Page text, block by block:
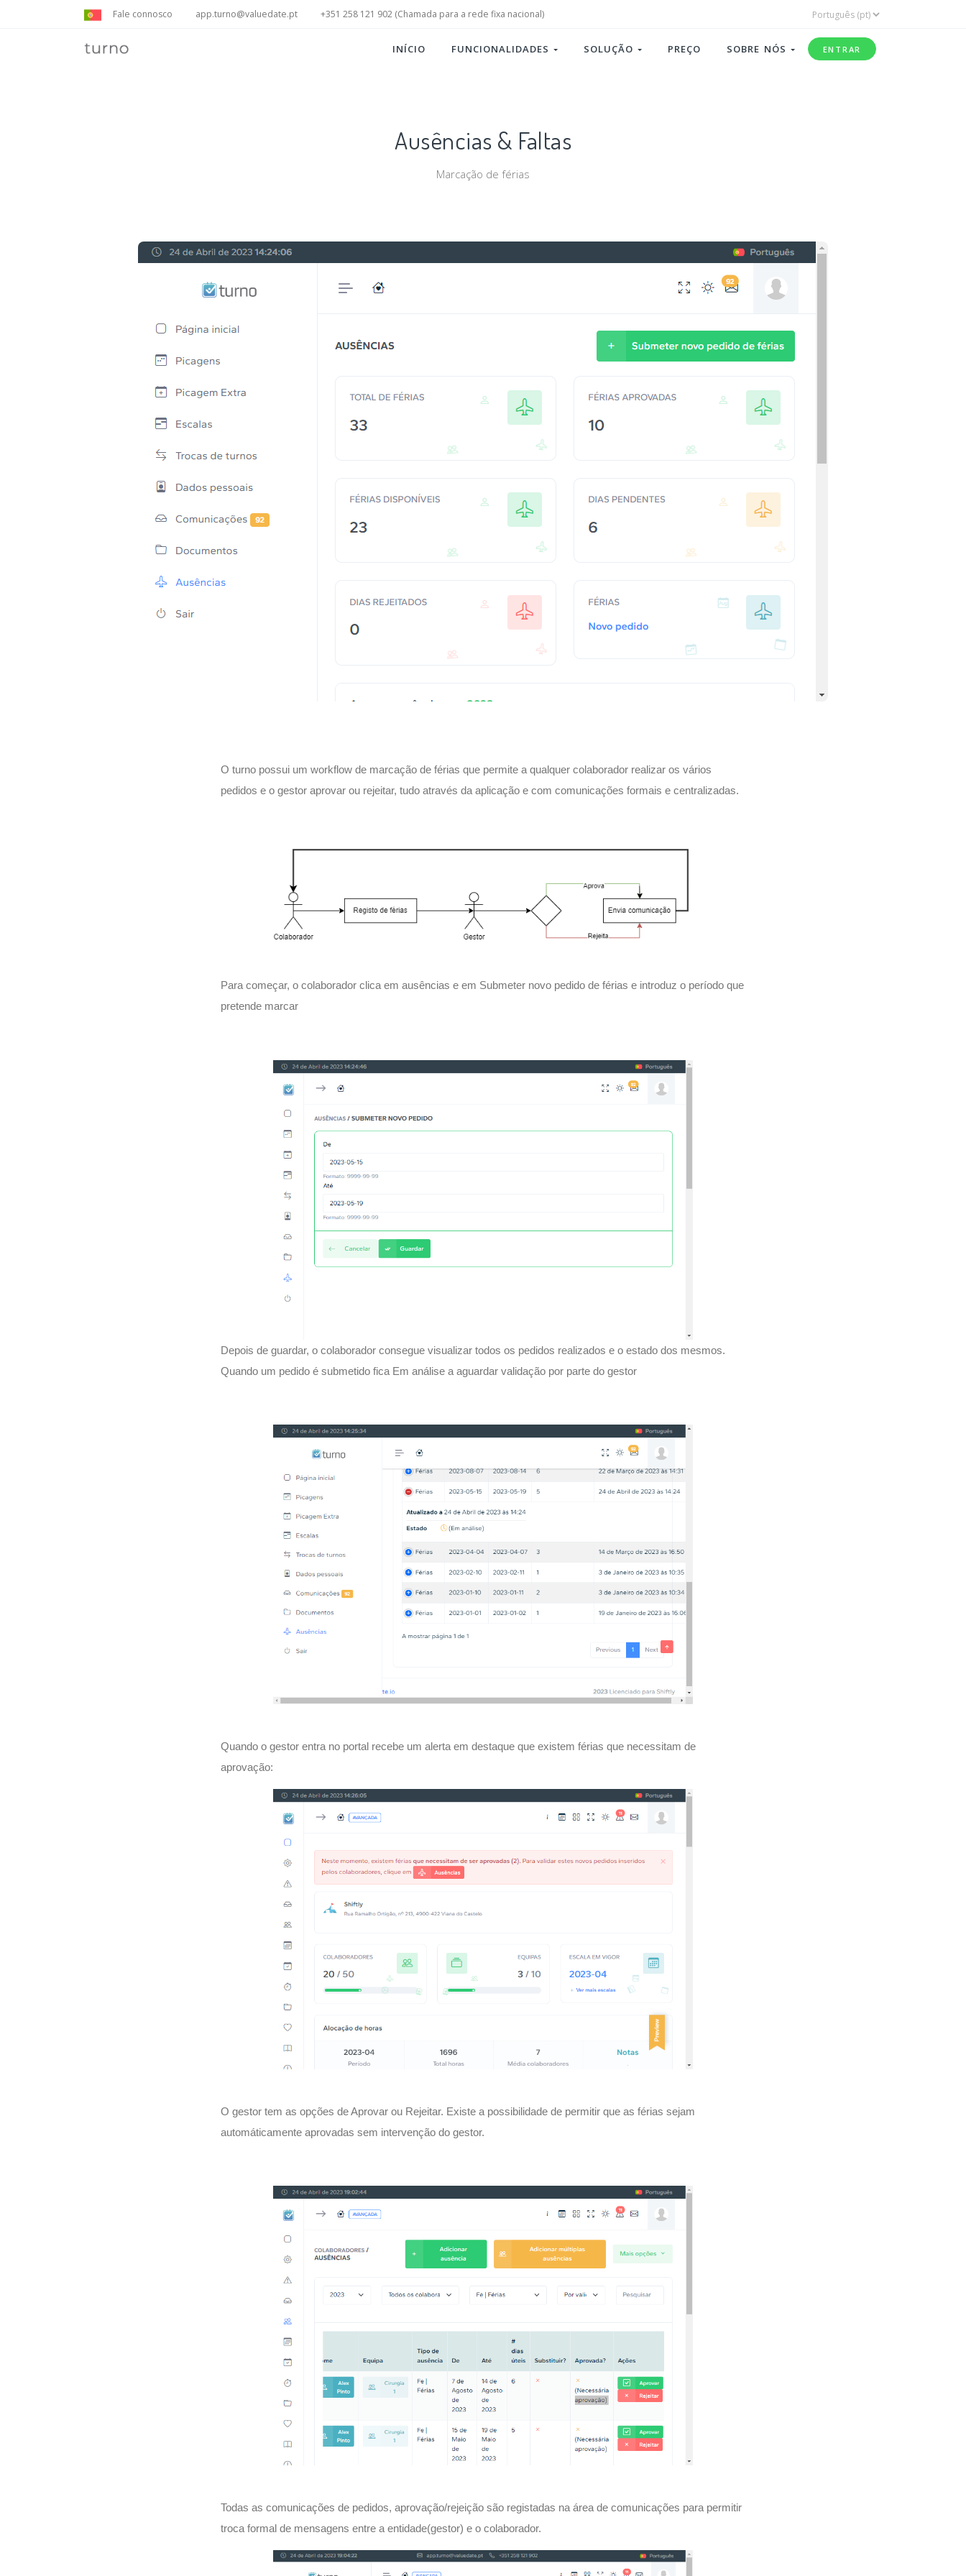
Fale connosco app.turno@valuedate.pt +351 258 121 902 (Chamada para a rede fixa nacional)
INÍCIO FUNCIONALIDADES SOLUÇÃO PREÇO SOBRE NÓS ENTRAR
Ausências & Faltas
Marcação de férias
O turno possui um workflow de marcação de férias que permite a qualquer colaborador realizar os vários
pedidos e o gestor aprovar ou rejeitar, tudo através da aplicação e com comunicações formais e centralizadas.
Para começar, o colaborador clica em ausências e em Submeter novo pedido de férias e introduz o período que
pretende marcar
Depois de guardar, o colaborador consegue visualizar todos os pedidos realizados e o estado dos mesmos.
Quando um pedido é submetido fica Em análise a aguardar validação por parte do gestor
Quando o gestor entra no portal recebe um alerta em destaque que existem férias que necessitam de
aprovação:
O gestor tem as opções de Aprovar ou Rejeitar. Existe a possibilidade de permitir que as férias sejam
automáticamente aprovadas sem intervenção do gestor.
Todas as comunicações de pedidos, aprovação/rejeição são registadas na área de comunicações para permitir
troca formal de mensagens entre a entidade(gestor) e o colaborador.